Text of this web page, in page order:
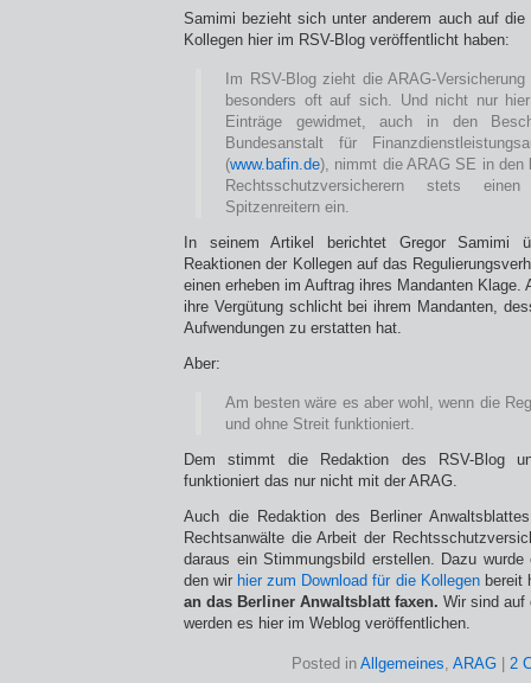
Samimi bezieht sich unter anderem auch auf die
Kollegen hier im RSV-Blog veröffentlicht haben:
Im RSV-Blog zieht die ARAG-
besonders oft auf sich. Und nicht nur
Einträge gewidmet, auch in den
Bundesanstalt für
(www.bafin.de), nimmt die ARAG SE in den
Rechtsschutzversicherern stets
Spitzenreitern ein.
In seinem Artikel berichtet Gregor Samimi
Reaktionen der Kollegen auf das
einen erheben im Auftrag ihres Mandanten Klage.
ihre Vergütung schlicht bei ihrem Mandanten,
Aufwendungen zu erstatten hat.
Aber:
Am besten wäre es aber wohl, wenn die
und ohne Streit funktioniert.
Dem stimmt die Redaktion des RSV-Blog
funktioniert das nur nicht mit der ARAG.
Auch die Redaktion des Berliner
Rechtsanwälte die Arbeit der
daraus ein Stimmungsbild erstellen. Dazu wurde
den wir hier zum Download für die Kollegenbereit
an das Berliner Anwaltsblatt faxen. Wir sind auf
werden es hier im Weblog veröffentlichen.
Posted in Allgemeines, ARAG| 2